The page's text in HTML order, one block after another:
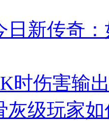
日新传奇
时伤害输
灰级玩家